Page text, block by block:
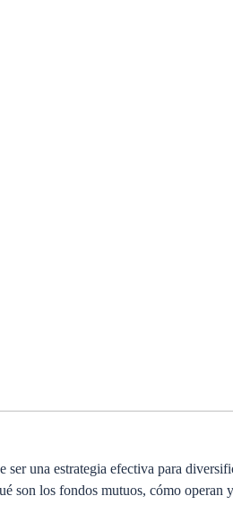
una estrategia efectiva para
son los fondos mutuos, cómo